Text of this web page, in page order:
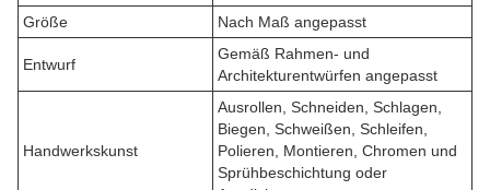
Größe
Nach Maß angepasst
Entwurf
Gemäß Rahmen- und
Architekturentwürfen angepasst
Handwerkskunst
Ausrollen, Schneiden, Schlagen,
Biegen, Schweißen, Schleifen,
Polieren, Montieren, Chromen und
Sprühbeschichtung oder